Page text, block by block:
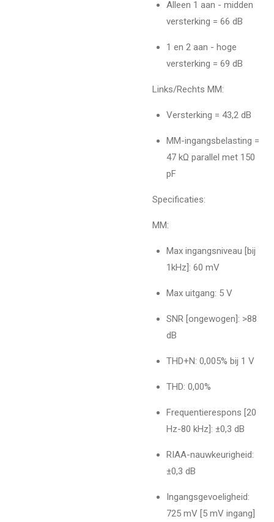
Alleen 1 aan - midden
versterking = 66 dB
1 en 2 aan - hoge
versterking = 69 dB
Links/Rechts MM:
Versterking = 43,2 dB
MM-ingangsbelasting =
47 kΩ parallel met 150
pF
Specificaties:
MM:
Max ingangsniveau [bij
1kHz]: 60 mV
Max uitgang: 5 V
SNR [ongewogen]: >88
dB
THD+N: 0,005% bij 1 V
THD: 0,00%
Frequentierespons [20
Hz-80 kHz]: ±0,3 dB
RIAA-nauwkeurigheid:
±0,3 dB
Ingangsgevoeligheid:
725 mV [5 mV ingang]